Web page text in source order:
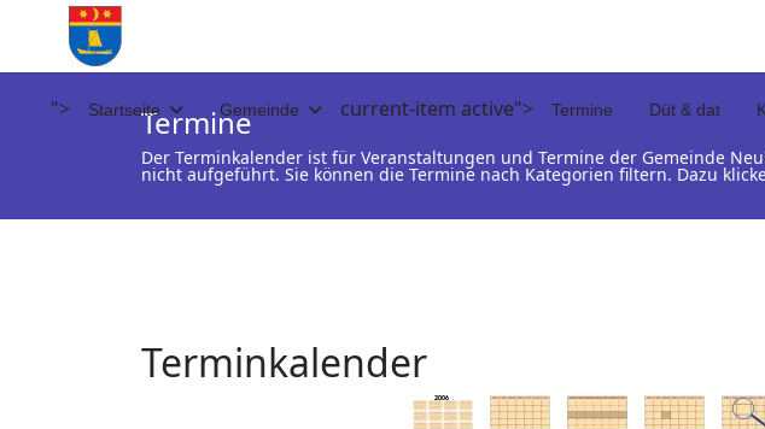
"> Startseite Gemeinde current-item active"> Termine Düt & dat
Termine
Der Terminkalender ist für Veranstaltungen und Termine der Gemeinde
nicht aufgeführt. Sie können die Termine nach Kategorien filtern. Dazu
Terminkalender